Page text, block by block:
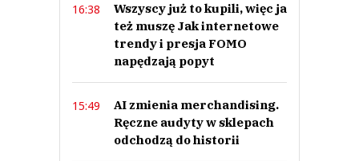
0
Maciek
31.05.2021 / 23:39
16:38
Wszyscy już to kupili, więc ja
też muszę Jak internetowe
trendy i presja FOMO
napędzają popyt
15:49
AI zmienia merchandising.
Ręczne audyty w sklepach
odchodzą do historii